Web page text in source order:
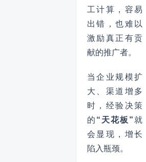
工计算，容易
出错，也难以
激励真正有贡
献的推广者。
当企业规模扩
大、渠道增多
时，经验决策
的 “天花板” 就
会显现，增长
陷入瓶颈。